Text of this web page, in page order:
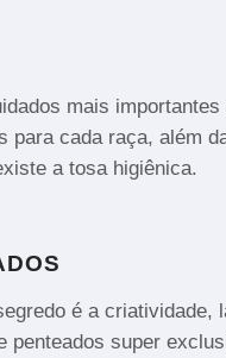
mais importantes
para cada raça, além
a tosa higiênica.
é a criatividade,
penteados super